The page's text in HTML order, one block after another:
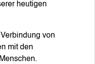
heutigen
von
mit den